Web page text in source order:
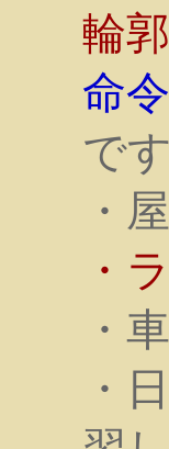
輪
命
で
・
・
・
・